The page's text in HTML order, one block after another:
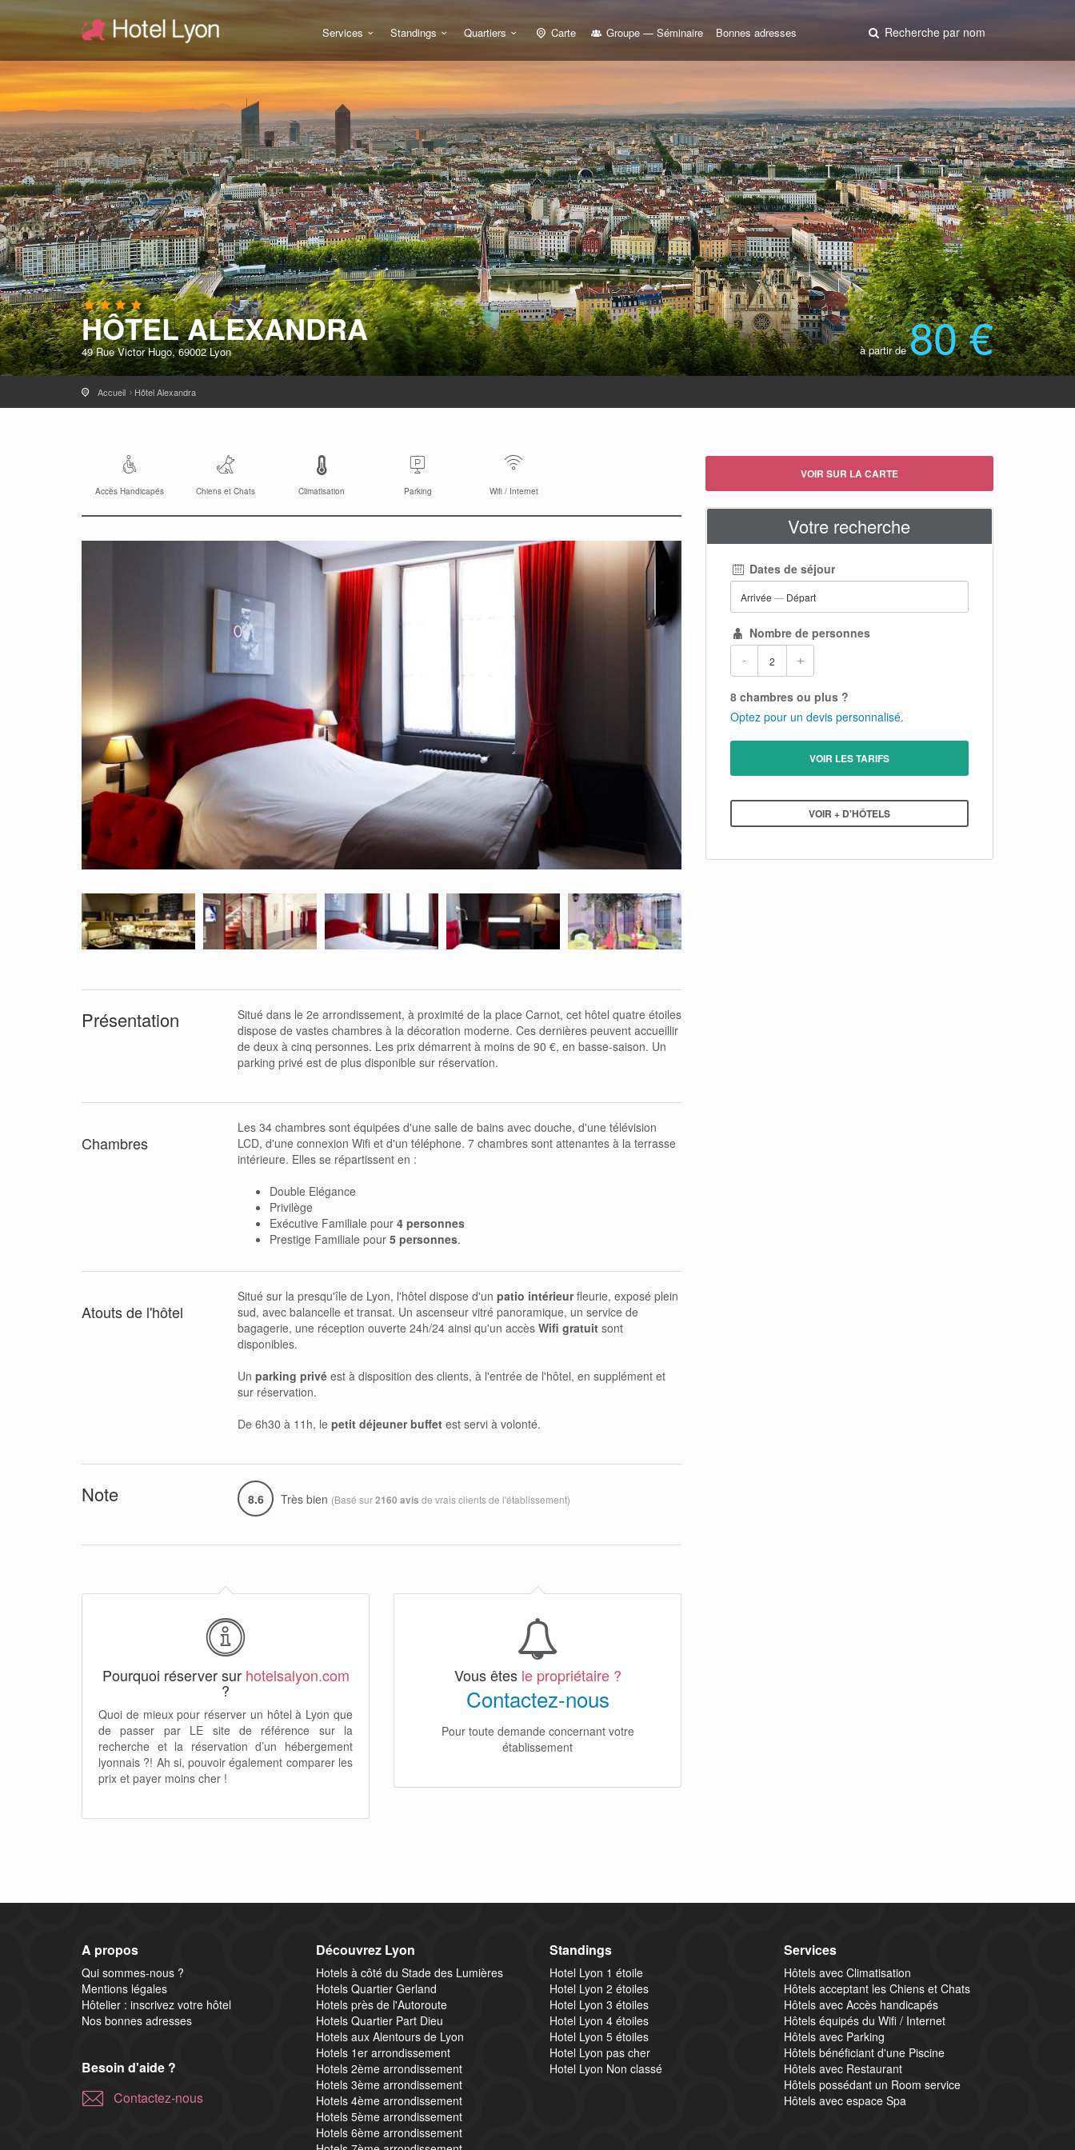
Services Standings Quartiers Carte Groupe — Séminaire Bonnes adresses Recherche par nom
HÔTEL ALEXANDRA
49 Rue Victor Hugo, 69002 Lyon à partir de80 €
Accueil Hôtel Alexandra
Accès Handicapés Chiens et Chats Climatisation Parking Wifi / Internet
Présentation
Situé dans le 2e arrondissement, à proximité de la place Carnot, cet hôtel quatre étoiles
dispose de vastes chambres à la décoration moderne. Ces dernières peuvent accueillir
de deux à cinq personnes. Les prix démarrent à moins de 90 €, en basse-saison. Un
parking privé est de plus disponible sur réservation.
Chambres
Les 34 chambres sont équipées d'une salle de bains avec douche, d'une télévision
LCD, d'une connexion Wifi et d'un téléphone. 7 chambres sont attenantes à la terrasse
intérieure. Elles se répartissent en :
Double Elégance
Privilège
Exécutive Familiale pour 4 personnes
Prestige Familiale pour 5 personnes.
Atouts de l'hôtel
Situé sur la presqu'île de Lyon, l'hôtel dispose d'un patio intérieurfleurie, exposé plein
sud, avec balancelle et transat. Un ascenseur vitré panoramique, un service de
bagagerie, une réception ouverte 24h/24 ainsi qu'un accès Wifi gratuit sont
disponibles.
Un parking privé est à disposition des clients, à l'entrée de l'hôtel, en supplément et
sur réservation.
De 6h30 à 11h, le petit déjeuner buffet est servi à volonté.
Note 8.6 Très bien (Basé sur2160 avis de vrais clients de l'établissement)
Pourquoi réserver sur hotelsalyon.com
?
Quoi de mieux pour réserver un hôtel à Lyon que
de passer par LE site de référence sur la
recherche et la réservation d’un hébergement
lyonnais ?! Ah si, pouvoir également comparer les
prix et payer moins cher !
Vous êtes le propriétaire ?
Contactez-nous
Pour toute demande concernant votre
établissement
VOIR SUR LA CARTE
Votre recherche
Dates de séjour
Arrivée — Départ
Nombre de personnes
- +
8 chambres ou plus ?
Optez pour un devis personnalisé.
VOIR LES TARIFS
VOIR + D'HÔTELS
A propos
Qui sommes-nous ?
Mentions légales
Hôtelier : inscrivez votre hôtel
Nos bonnes adresses
Besoin d'aide ?
Contactez-nous
Découvrez Lyon
Hotels à côté du Stade des Lumières
Hotels Quartier Gerland
Hotels près de l'Autoroute
Hotels Quartier Part Dieu
Hotels aux Alentours de Lyon
Hotels 1er arrondissement
Hotels 2ème arrondissement
Hotels 3ème arrondissement
Hotels 4ème arrondissement
Hotels 5ème arrondissement
Hotels 6ème arrondissement
Standings
Hotel Lyon 1 étoile
Hotel Lyon 2 étoiles
Hotel Lyon 3 étoiles
Hotel Lyon 4 étoiles
Hotel Lyon 5 étoiles
Hotel Lyon pas cher
Hotel Lyon Non classé
Services
Hôtels avec Climatisation
Hôtels acceptant les Chiens et Chats
Hôtels avec Accès handicapés
Hôtels équipés du Wifi / Internet
Hôtels avec Parking
Hôtels bénéficiant d'une Piscine
Hôtels avec Restaurant
Hôtels possédant un Room service
Hôtels avec espace Spa